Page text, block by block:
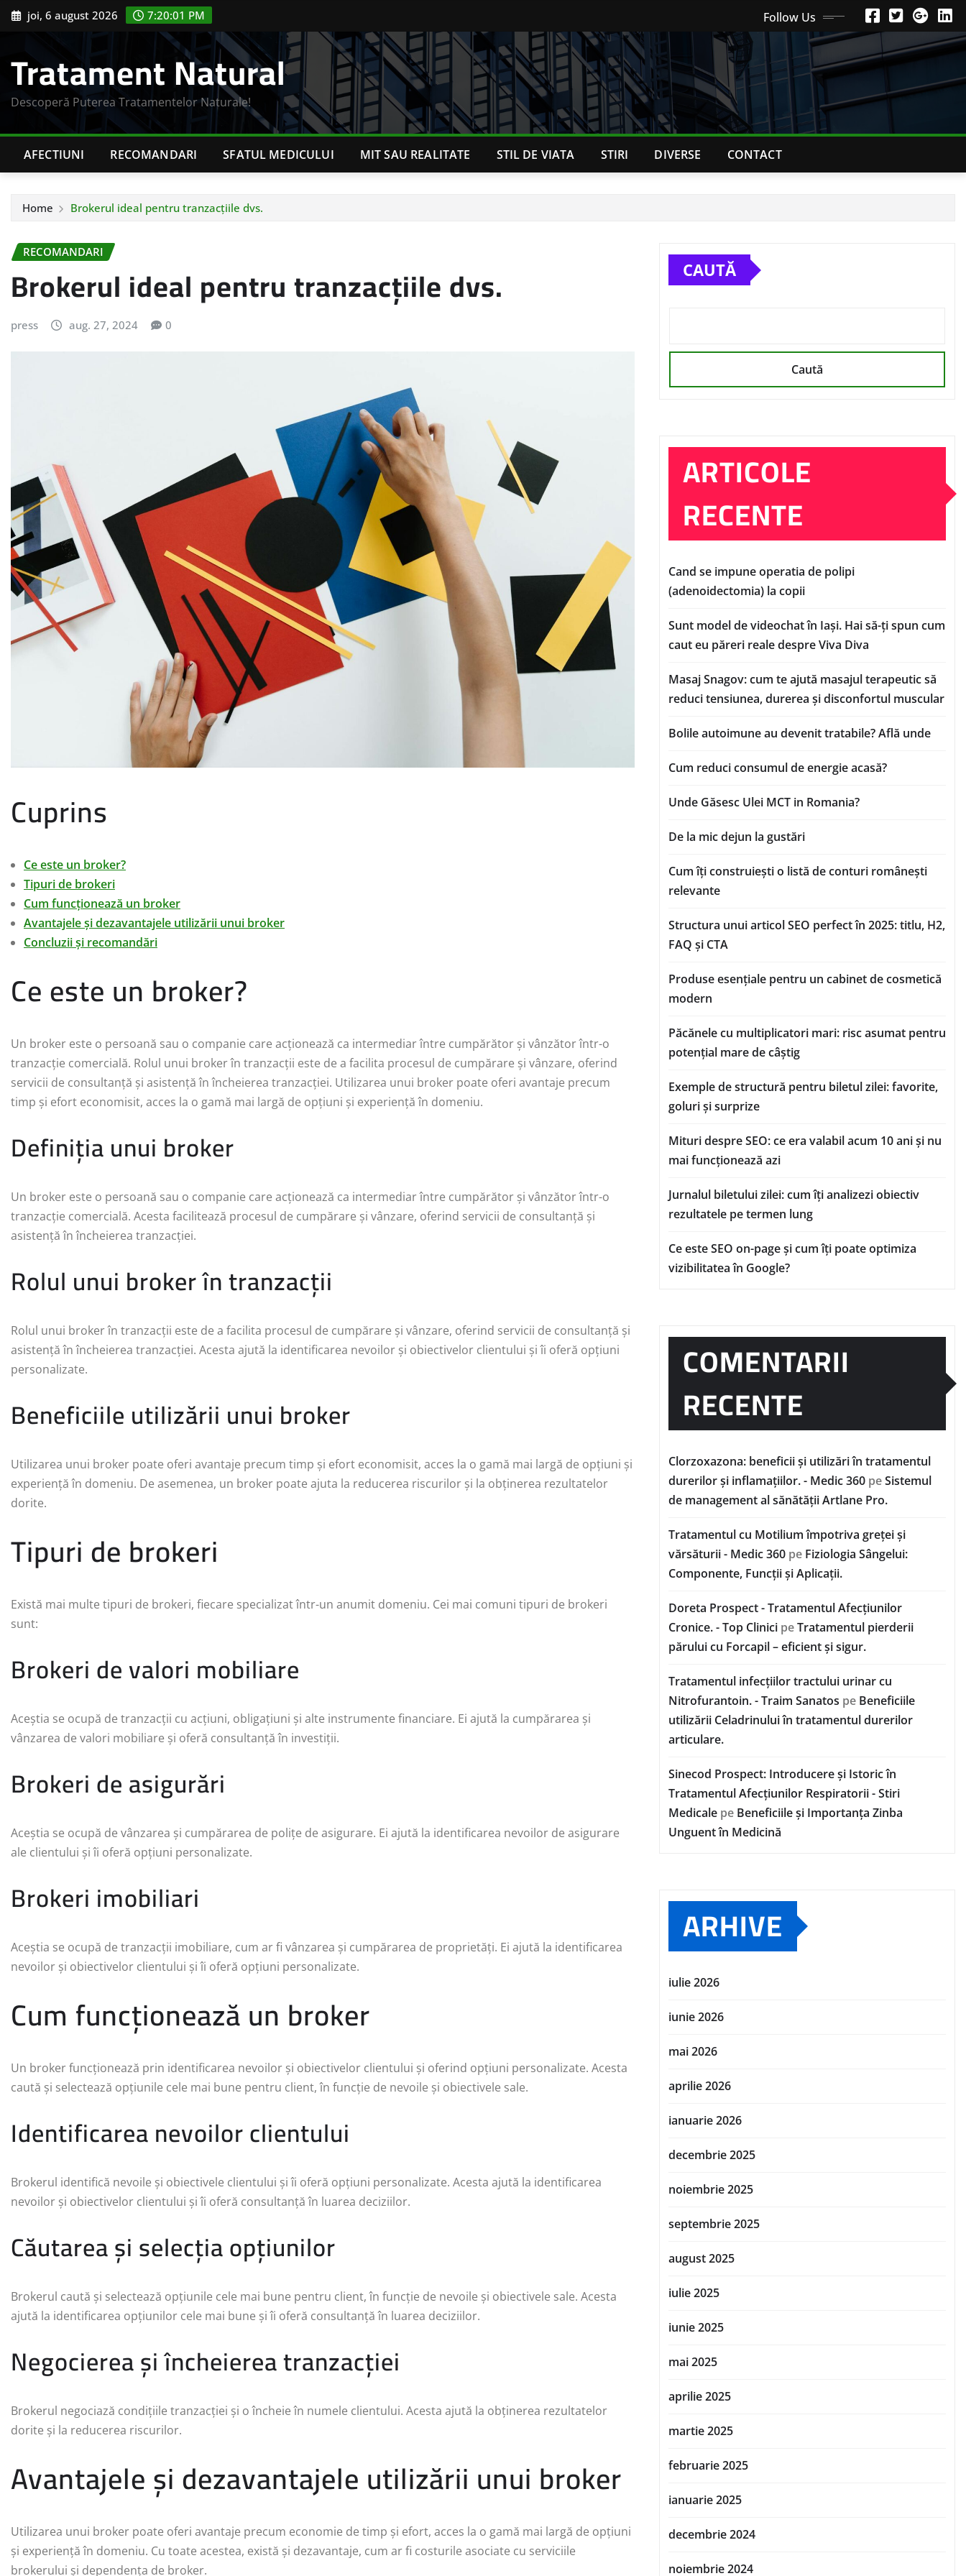
Skip joi, 6 august 2026 7:20:02 PM Follow Us
Tratament Natural
Descoperă Puterea Tratamentelor Naturale!
AFECTIUNI RECOMANDARI SFATUL MEDICULUI MIT SAU REALITATE STIL DE VIATA STIRI DIVERSE CONTACT
Home Brokerul ideal pentru tranzacțiile dvs.
RECOMANDARI
Brokerul ideal pentru tranzacțiile dvs.
press aug. 27, 2024 0
Cuprins
Ce este un broker?
Tipuri de brokeri
Cum funcționează un broker
Avantajele și dezavantajele utilizării unui broker
Concluzii și recomandări
Ce este un broker?
Un broker este o persoană sau o companie care acționează ca intermediar între cumpărător și vânzător într-o
tranzacție comercială. Rolul unui broker în tranzacții este de a facilita procesul de cumpărare și vânzare, oferind
servicii de consultanță și asistență în încheierea tranzacției. Utilizarea unui broker poate oferi avantaje precum
timp și efort economisit, acces la o gamă mai largă de opțiuni și experiență în domeniu.
Definiția unui broker
Un broker este o persoană sau o companie care acționează ca intermediar între cumpărător și vânzător într-o
tranzacție comercială. Acesta facilitează procesul de cumpărare și vânzare, oferind servicii de consultanță și
asistență în încheierea tranzacției.
Rolul unui broker în tranzacții
Rolul unui broker în tranzacții este de a facilita procesul de cumpărare și vânzare, oferind servicii de consultanță și
asistență în încheierea tranzacției. Acesta ajută la identificarea nevoilor și obiectivelor clientului și îi oferă opțiuni
personalizate.
Beneficiile utilizării unui broker
Utilizarea unui broker poate oferi avantaje precum timp și efort economisit, acces la o gamă mai largă de opțiuni și
experiență în domeniu. De asemenea, un broker poate ajuta la reducerea riscurilor și la obținerea rezultatelor
dorite.
Tipuri de brokeri
Există mai multe tipuri de brokeri, fiecare specializat într-un anumit domeniu. Cei mai comuni tipuri de brokeri
sunt:
Brokeri de valori mobiliare
Aceștia se ocupă de tranzacții cu acțiuni, obligațiuni și alte instrumente financiare. Ei ajută la cumpărarea și
vânzarea de valori mobiliare și oferă consultanță în investiții.
Brokeri de asigurări
Aceștia se ocupă de vânzarea și cumpărarea de polițe de asigurare. Ei ajută la identificarea nevoilor de asigurare
ale clientului și îi oferă opțiuni personalizate.
Brokeri imobiliari
Aceștia se ocupă de tranzacții imobiliare, cum ar fi vânzarea și cumpărarea de proprietăți. Ei ajută la identificarea
nevoilor și obiectivelor clientului și îi oferă opțiuni personalizate.
Cum funcționează un broker
Un broker funcționează prin identificarea nevoilor și obiectivelor clientului și oferind opțiuni personalizate. Acesta
caută și selectează opțiunile cele mai bune pentru client, în funcție de nevoile și obiectivele sale.
Identificarea nevoilor clientului
Brokerul identifică nevoile și obiectivele clientului și îi oferă opțiuni personalizate. Acesta ajută la identificarea
nevoilor și obiectivelor clientului și îi oferă consultanță în luarea deciziilor.
Căutarea și selecția opțiunilor
Brokerul caută și selectează opțiunile cele mai bune pentru client, în funcție de nevoile și obiectivele sale. Acesta
ajută la identificarea opțiunilor cele mai bune și îi oferă consultanță în luarea deciziilor.
Negocierea și încheierea tranzacției
Brokerul negociază condițiile tranzacției și o încheie în numele clientului. Acesta ajută la obținerea rezultatelor
dorite și la reducerea riscurilor.
Avantajele și dezavantajele utilizării unui broker
Utilizarea unui broker poate oferi avantaje precum economie de timp și efort, acces la o gamă mai largă de opțiuni
și experiență în domeniu. Cu toate acestea, există și dezavantaje, cum ar fi costurile asociate cu serviciile
brokerului și dependența de broker.
CAUTĂ
Caută
ARTICOLE
RECENTE
Cand se impune operatia de polipi
(adenoidectomia) la copii
Sunt model de videochat în Iași. Hai să-ți spun cum
caut eu păreri reale despre Viva Diva
Masaj Snagov: cum te ajută masajul terapeutic să
reduci tensiunea, durerea și disconfortul muscular
Bolile autoimune au devenit tratabile? Află unde
Cum reduci consumul de energie acasă?
Unde Găsesc Ulei MCT in Romania?
De la mic dejun la gustări
Cum îți construiești o listă de conturi românești
relevante
Structura unui articol SEO perfect în 2025: titlu, H2,
FAQ și CTA
Produse esențiale pentru un cabinet de cosmetică
modern
Păcănele cu multiplicatori mari: risc asumat pentru
potențial mare de câștig
Exemple de structură pentru biletul zilei: favorite,
goluri și surprize
Mituri despre SEO: ce era valabil acum 10 ani și nu
mai funcționează azi
Jurnalul biletului zilei: cum îți analizezi obiectiv
rezultatele pe termen lung
Ce este SEO on-page și cum îți poate optimiza
vizibilitatea în Google?
COMENTARII
RECENTE
Clorzoxazona: beneficii și utilizări în tratamentul
durerilor și inflamațiilor. - Medic 360 peSistemul
de management al sănătății Artlane Pro.
Tratamentul cu Motilium împotriva greței și
vărsăturii - Medic 360 pe Fiziologia Sângelui:
Componente, Funcții și Aplicații.
Doreta Prospect - Tratamentul Afecțiunilor
Cronice. - Top Clinici peTratamentul pierderii
părului cu Forcapil – eficient și sigur.
Tratamentul infecțiilor tractului urinar cu
Nitrofurantoin. - Traim Sanatos pe Beneficiile
utilizării Celadrinului în tratamentul durerilor
articulare.
Sinecod Prospect: Introducere și Istoric în
Tratamentul Afecțiunilor Respiratorii - Stiri
Medicale pe Beneficiile și Importanța Zinba
Unguent în Medicină
ARHIVE
iulie 2026
iunie 2026
mai 2026
aprilie 2026
ianuarie 2026
decembrie 2025
noiembrie 2025
septembrie 2025
august 2025
iulie 2025
iunie 2025
mai 2025
aprilie 2025
martie 2025
februarie 2025
ianuarie 2025
decembrie 2024
noiembrie 2024